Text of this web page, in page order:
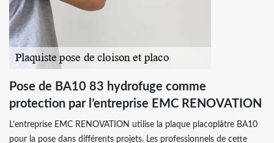
Pose de BA10 83 hydrofuge comme
protection par l’entreprise EMC RENOVATION
L’entreprise EMC RENOVATION utilise la plaque placoplâtre BA10
pour la pose dans différents projets. Les professionnels de cette